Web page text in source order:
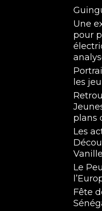
Une
pour
les
plans
Les
Le
Fête